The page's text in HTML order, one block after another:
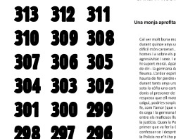
313 312 311
310 309 308
307 306 305
304 303 302
301 300 299
298 297 296